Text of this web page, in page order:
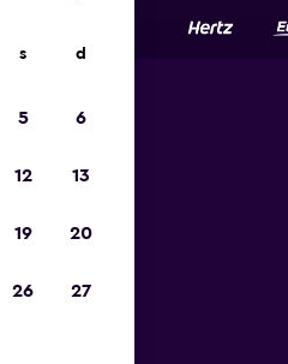
s d
5 6
12 13
19 20
26 27